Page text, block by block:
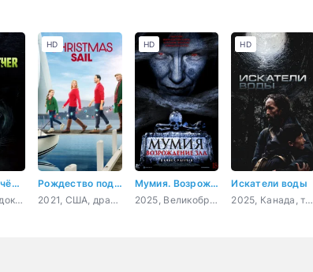
Настоящая чёрная пантера
2020, США, документальный, короткометражка
Рождество под парусом
2021, США, драма, мелодрама
HD
Мумия. Возрождение зла
2025, Великобритания, ужасы
HD
Искатели воды
2025, Канада, триллер
HD